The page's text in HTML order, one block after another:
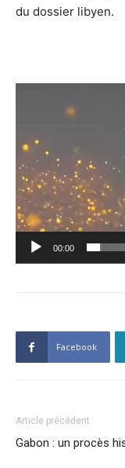
du dossier libyen.
00:00
Facebook
Article précédent
Gabon : un procès